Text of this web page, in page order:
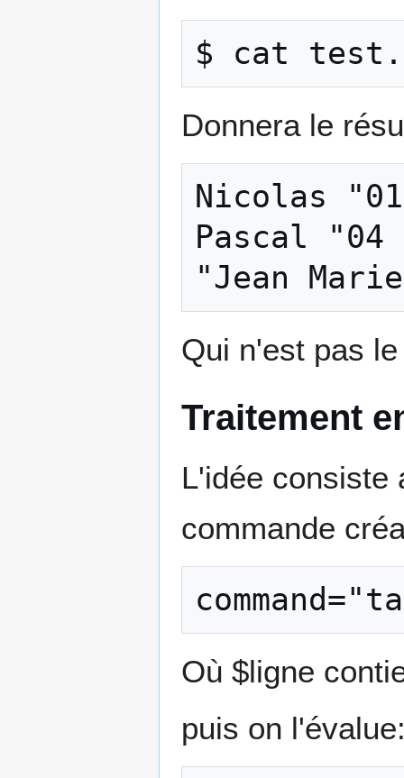
Donnera le
Nicolas "01
Pascal "04
Qui n'est pas
Traitement
L'idée consiste
commande
Où $ligne
puis on